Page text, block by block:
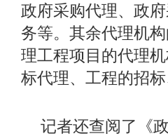
政府采购代理、政
务等。其余代理机
理工程项目的代理
标代理、工程的招
记者还查阅了《